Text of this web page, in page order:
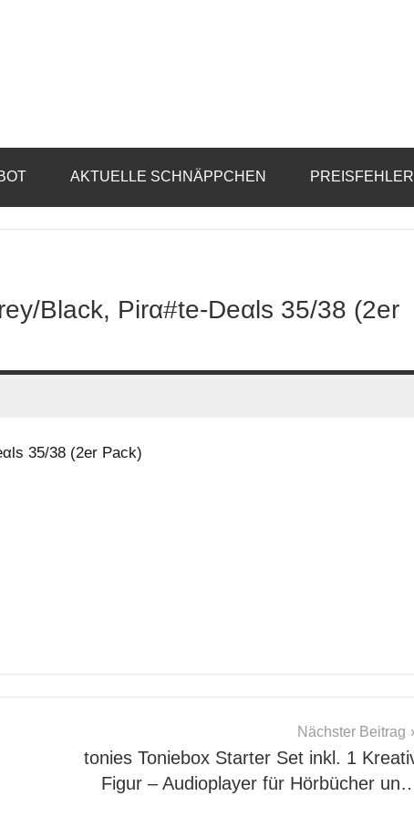
AKTUELLE SCHNÄPPCHEN
Black, Pirα#tе-Dеαls 35/38 (2er
35/38 (2er Pack)
Nächster Beitrag
tonies Toniebox Starter Set inkl. 1
Figur – Audioplayer für Hörbücher